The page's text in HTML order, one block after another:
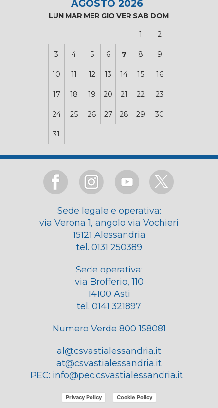
AGOSTO 2026
LUN MAR MER GIO VER SAB DOM
1 2
3 4 5 6 7 8 9
10 11 12 13 14 15 16
17 18 19 20 21 22 23
24 25 26 27 28 29 30
31
Sede legale e operativa:
via Verona 1, angolo via Vochieri
15121 Alessandria
tel. 0131 250389
Sede operativa:
via Brofferio, 110
14100 Asti
tel. 0141 321897
Numero Verde 800 158081
al@csvastialessandria.it
at@csvastialessandria.it
PEC: info@pec.csvastialessandria.it
Privacy Policy Cookie Policy